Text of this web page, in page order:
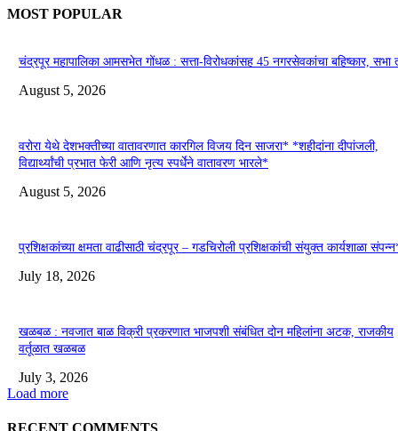
MOST POPULAR
चंद्रपूर महापालिका आमसभेत गोंधळ : सत्ता-विरोधकांसह 45 नगरसेवकांचा बहिष्कार,
August 5, 2026
वरोरा येथे देशभक्तीच्या वातावरणात कारगिल विजय दिन साजरा* *शहीदांना दीपांजली,
विद्यार्थ्यांची प्रभात फेरी आणि नृत्य स्पर्धेने वातावरण भारले*
August 5, 2026
प्रशिक्षकांच्या क्षमता वाढीसाठी चंद्रपूर – गडचिरोली प्रशिक्षकांची संयुक्त कार्यशाळा
July 18, 2026
खळबळ : नवजात बाळ विक्री प्रकरणात भाजपशी संबंधित दोन महिलांना अटक, राजकीय
वर्तूळात खळबळ
July 3, 2026
Load more